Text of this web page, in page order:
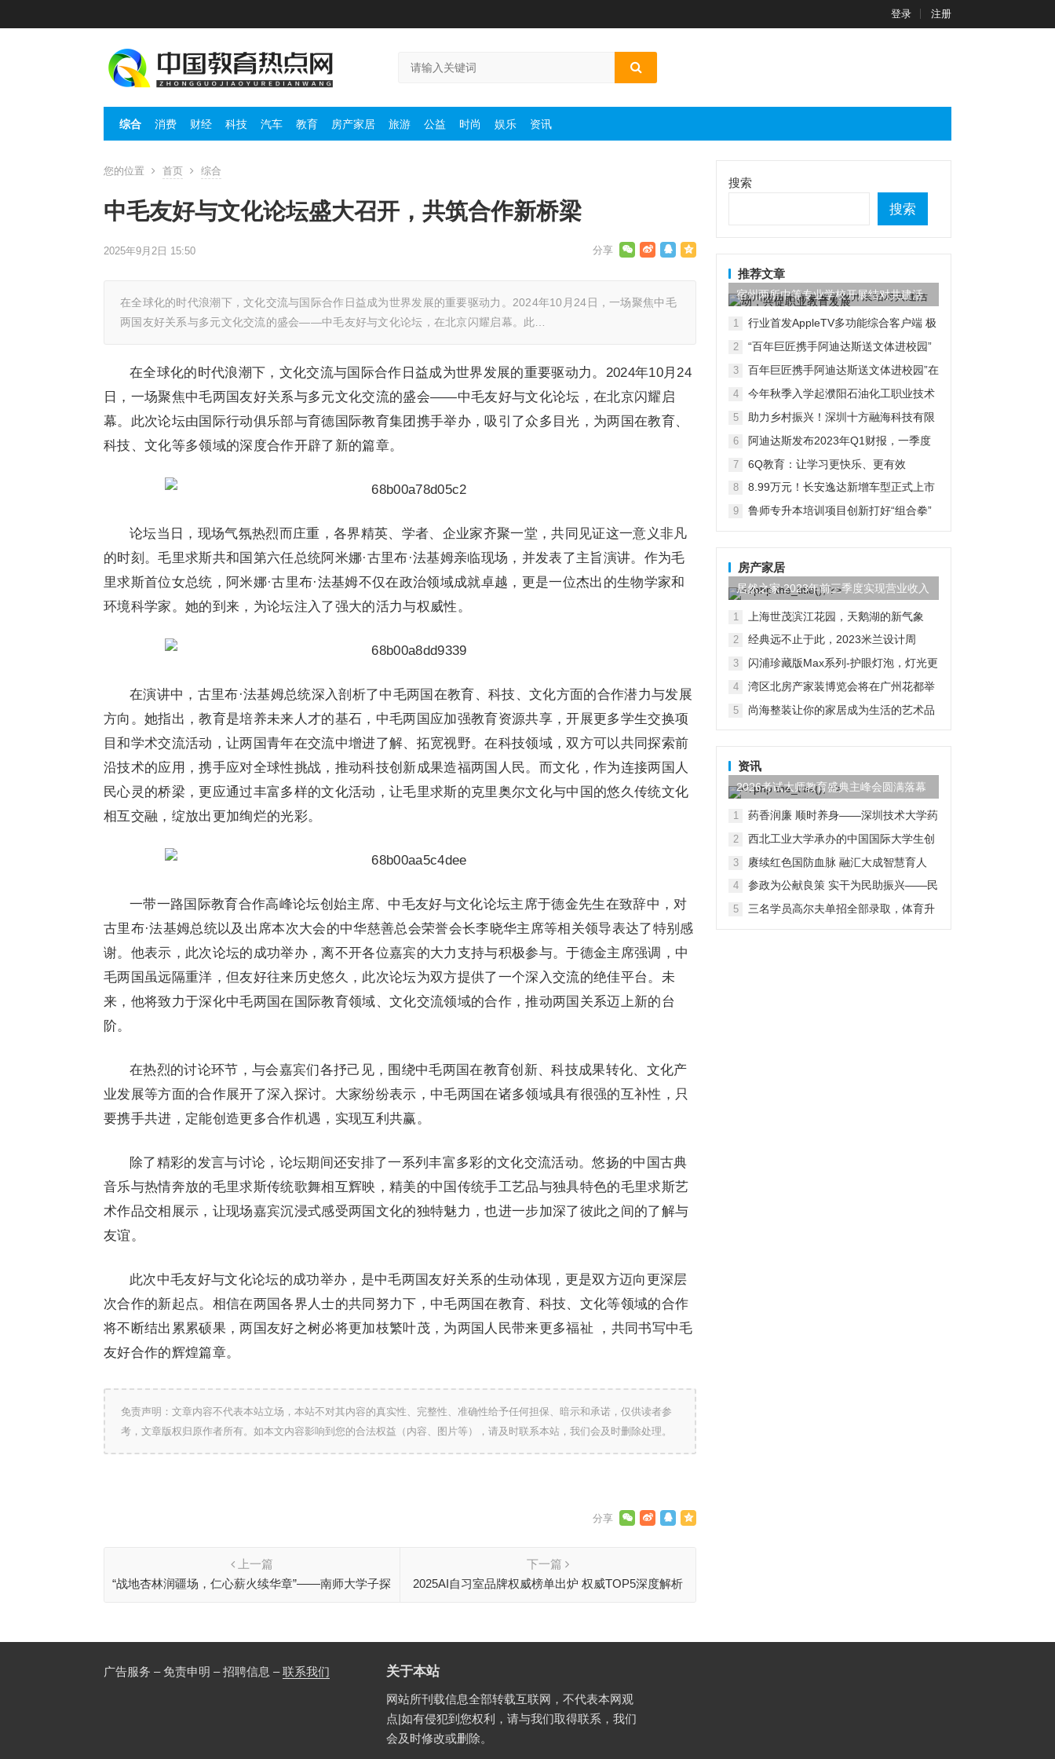
登录 注册
综合 消费 财经 科技 汽车 教育 房产家居 旅游 公益 时尚 娱乐 资讯
您的位置 首页 综合
中毛友好与文化论坛盛大召开，共筑合作新桥梁
2025年9月2日 15:50
在全球化的时代浪潮下，文化交流与国际合作日益成为世界发展的重要驱动力。2024年10月24日，一场聚焦中毛
两国友好关系与多元文化交流的盛会——中毛友好与文化论坛，在北京闪耀启幕。此…
在全球化的时代浪潮下，文化交流与国际合作日益成为世界发展的重要驱动力。2024年10月24
日，一场聚焦中毛两国友好关系与多元文化交流的盛会——中毛友好与文化论坛，在北京闪耀启
幕。此次论坛由国际行动俱乐部与育德国际教育集团携手举办，吸引了众多目光，为两国在教育、
科技、文化等多领域的深度合作开辟了新的篇章。
论坛当日，现场气氛热烈而庄重，各界精英、学者、企业家齐聚一堂，共同见证这一意义非凡
的时刻。毛里求斯共和国 第六任总统阿米娜·古里布·法基姆亲临现场，并发表了主旨演讲。作为毛
里求斯首位女总统，阿米娜·古里布·法基姆不仅在政治领域成就卓越，更是一位杰出的生物学家和
环境科学家。她的到来，为论坛注入了强大的活力与权威性。
在演讲中，古里布·法基姆总统深入剖析了中毛两国在教育、科技、文化方面的合作潜力与发展
方向。她指出，教育是培养未来人才的基石，中毛两国应加强教育资源共享，开展更多学生交换项
目和学术交流活动，让两国青年在交流中增进了解、拓宽视野。在科技领域，双方可以共同探索前
沿技术的应用，携手应对全球性挑战，推动科技创新成果造福两国人民。而文化，作为连接两国人
民心灵的桥梁，更应通过丰富多样的文化活动，让毛里求斯的克里奥尔文化与中国的悠久传统文化
相互交融，绽放出更加绚烂的光彩。
一带一路国际教育合作高峰论坛创始主席、中毛友好与文化论坛主席于德金先生在致辞中，对
古里布·法基姆总统以及出席本次大会的中华慈善总会荣誉会长李晓华主席等相关领导表达了特别感
谢。他表示，此次论坛的成功举办，离不开各位嘉宾的大力支持与积极参与。于德金主席强调，中
毛两国虽远隔重洋，但友好往来历史悠久，此次论坛为双方提供了一个深入交流的绝佳平台。未
来，他将致力于深化中毛两国在国际教育领域、文化交流领域的合作，推动两国关系迈上新的台
阶。
在热烈的讨论环节，与会嘉宾们各抒己见，围绕中毛两国在教育创新、科技成果转化、文化产
业发展等方面的合作展开了深入探讨。大家纷纷表示，中毛两国在诸多领域具有很强的互补性，只
要携手共进，定能创造更多合作机遇，实现互利共赢。
除了精彩的发言与讨论，论坛期间还安排了一系列丰富多彩的文化交流活动。悠扬的中国古典
音乐与热情奔放的毛里求斯传统歌舞相互辉映，精美的中国传统手工艺品与独具特色的毛里求斯艺
术作品交相展示，让现场嘉宾沉浸式感受两国文化的独特魅力，也进一步加深了彼此之间的了解与
友谊。
此次中毛友好与文化论坛的成功举办，是中毛两国友好关系的生动体现，更是双方迈向更深层
次合作的新起点。相信在两国各界人士的共同努力下，中毛两国在教育、科技、文化等领域的合作
将不断结出累累硕果，两国友好之树必将更加枝繁叶茂，为两国人民带来更多福祉 ，共同书写中毛
友好合作的辉煌篇章。
免责声明：文章内容不代表本站立场，本站不对其内容的真实性、完整性、准确性给予任何担保、暗示和承诺，仅供读者参
考，文章版权归原作者所有。如本文内容影响到您的合法权益（内容、图片等），请及时联系本站，我们会及时删除处理。
上一篇
“战地杏林润疆场，仁心薪火续华章”——南师大学子探
下一篇
2025AI自习室品牌权威榜单出炉 权威TOP5深度解析
搜索
搜索
推荐文章
宿州两所中等专业学校开展结对共建活
动，共促职业教育发展
1
行业首发AppleTV多功能综合客户端 极
2
“百年巨匠携手阿迪达斯送文体进校园”
3
百年巨匠携手阿迪达斯送文体进校园”在
4
今年秋季入学起濮阳石油化工职业技术
石化“中原铁军”打造
5
助力乡村振兴！深圳十方融海科技有限
6
阿迪达斯发布2023年Q1财报，一季度
7 6Q教育：让学习更快乐、更有效
8
8.99万元！长安逸达新增车型正式上市
9
鲁师专升本培训项目创新打好“组合拳”
房产家居
居然之家:2023年前三季度实现营业收入
97.44亿元,同比...
1 上海世茂滨江花园，天鹅湖的新气象
2
经典远不止于此，2023米兰设计周
3
闪浦珍藏版Max系列-护眼灯泡，灯光更
4
湾区北房产家装博览会将在广州花都举
5 尚海整装让你的家居成为生活的艺术品
资讯
2026考试大师教育盛典主峰会圆满落幕
1
药香润廉 顺时养身——深圳技术大学药
题党日活动
2
西北工业大学承办的中国国际大学生创
3 赓续红色国防血脉 融汇大成智慧育人
4
参政为公献良策 实干为民助振兴——民
主题教育实践帮扶调研活动
5
三名学员高尔夫单招全部录取，体育升
广告服务 – 免责申明 – 招聘信息 –联系我们 关于本站
网站所刊载信息全部转载互联网，不代表本网观
点|如有侵犯到您权利，请与我们取得联系，我们
会及时修改或删除。